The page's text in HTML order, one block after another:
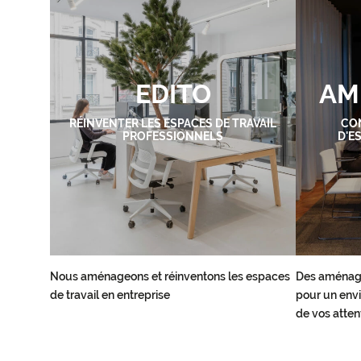
EDITO
RÉINVENTER LES ESPACES DE TRAVAIL
PROFESSIONNELS
Nous aménageons et réinventons les espaces
de travail en entreprise
Des
pour un
de vos